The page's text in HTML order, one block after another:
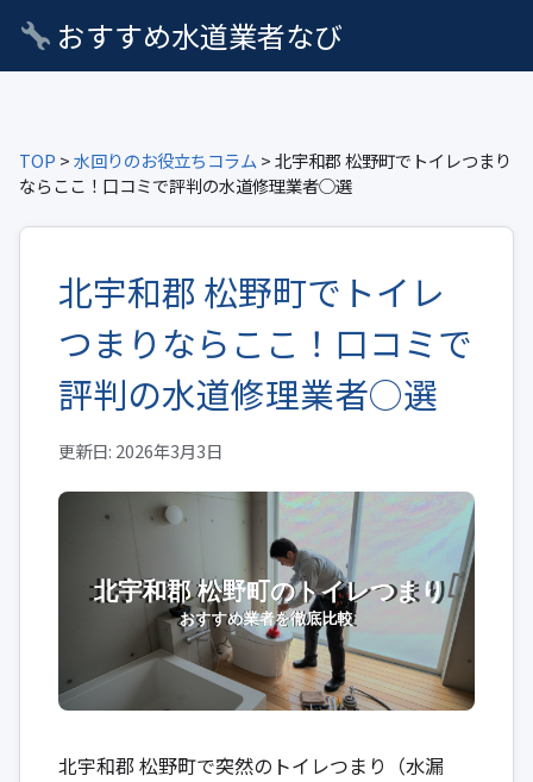
おすすめ水道業者なび
TOP >水回りのお役立ちコラム > 北宇和郡 松野町でトイレつまり
ならここ！口コミで評判の水道修理業者○選
北宇和郡 松野町でトイレ
つまりならここ！口コミで
評判の水道修理業者○選
更新日: 2026年3月3日
北宇和郡 松野町で突然のトイレつまり（水漏